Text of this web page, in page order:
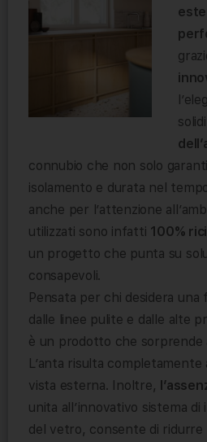
connubio che non solo
isolamento e durata nel
anche per l’attenzione
utilizzati sono infatti 100%
un progetto che punta su
consapevoli.
Pensata per chi desidera una
dalle linee pulite e dalle alte
è un prodotto che sorprende
L’anta risulta completamente
vista esterna. Inoltre,
unita all’innovativo sistema
del vetro, consente di ridurre